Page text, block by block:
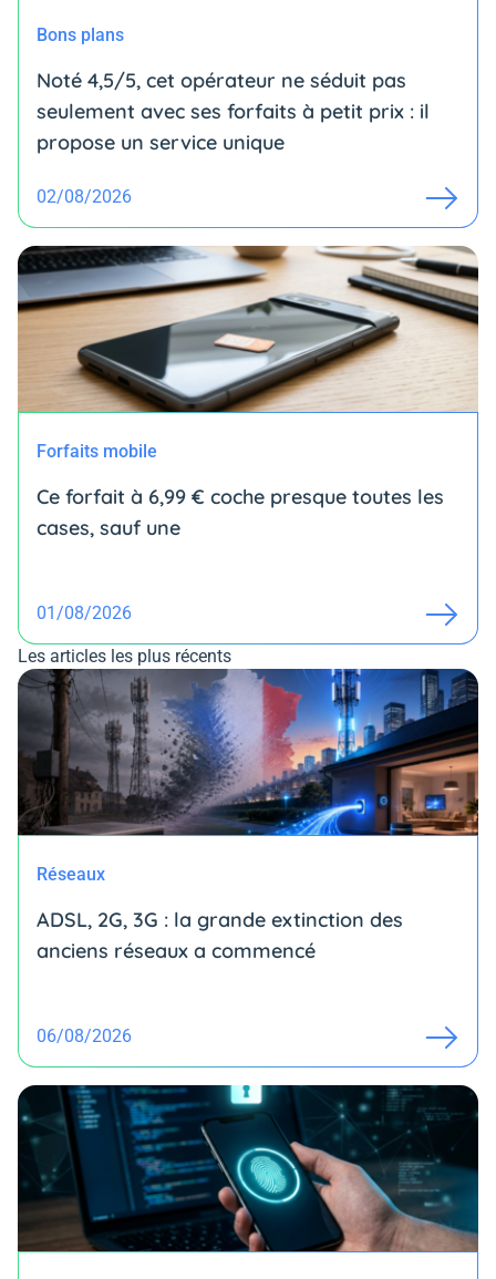
Bons plans
Noté 4,5/5, cet opérateur ne séduit pas
seulement avec ses forfaits à petit prix : il
propose un service unique
02/08/2026
Forfaits mobile
Ce forfait à 6,99 € coche presque toutes les
cases, sauf une
01/08/2026
Les articles les plus récents
Réseaux
ADSL, 2G, 3G : la grande extinction des
anciens réseaux a commencé
06/08/2026